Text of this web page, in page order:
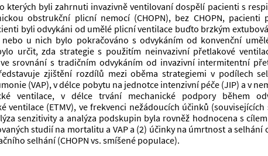
kterých byli zahrnuti invazivně ventilovaní dospělí pacienti s
obstrukční plicní nemocí (CHOPN), bez CHOPN,
byli odvykáni od umělé plicní ventilace buďto brzkým
nebo u nich bylo pokračováno s odvykáním od konvenční
určit, zda strategie s použitím neinvazivní přetlakové
srovnání s tradičním odvykáním od invazivní intermitentní
zjištění rozdílů mezi oběma strategiemi v podílech
(VAP), v délce pobytu na jednotce intenzivní péče (JIP) a v
ventilace, v délce trvání mechanické podpory během
ventilace (ETMV), ve frekvenci nežádoucích účinků
senzitivity a analýza podskupin byla rovněž hodnocena s
studií na mortalitu a VAP a (2) účinky na úmrtnost a selhání
selhání (CHOPN vs. smíšené populace).